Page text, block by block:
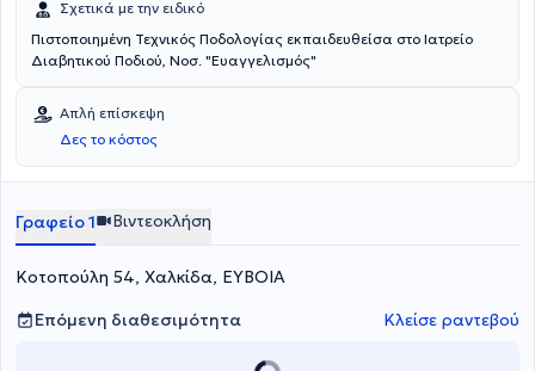
Σχετικά με την ειδικό
Πιστοποιημένη Τεχνικός Ποδολογίας εκπαιδευθείσα στο Ιατρείο
Διαβητικού Ποδιού, Νοσ. "Ευαγγελισμός"
Απλή επίσκεψη
Δες το κόστος
Γραφείο 1 Βιντεοκλήση
Κοτοπούλη 54, Χαλκίδα, ΕΥΒΟΙΑ
Επόμενη διαθεσιμότητα
Κλείσε ραντεβού